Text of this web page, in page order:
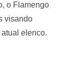
o Flamengo
visando
elenco.